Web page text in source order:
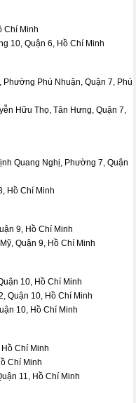
Chí Minh
10, Quận 6, Hồ Chí Minh
Phú Nhuận, Quận 7, Phú
Hữu Thọ, Tân Hưng, Quận 7,
Quang Nghị, Phường 7, Quận
Hồ Chí Minh
9, Hồ Chí Minh
Quận 9, Hồ Chí Minh
10, Hồ Chí Minh
Quận 10, Hồ Chí Minh
10, Hồ Chí Minh
Chí Minh
Chí Minh
11, Hồ Chí Minh